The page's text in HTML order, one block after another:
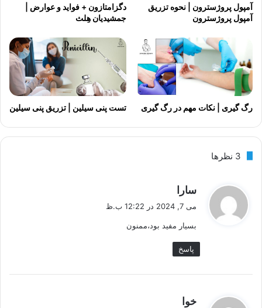
آمپول پروژسترون | نحوه تزریق
آمپول پروژسترون
دگزامتازون + فواید و عوارض |
جمشیدیان هِلث
رگ گیری | نکات مهم در رگ گیری تست پنی سیلین | تزریق پنی سیلین
‫3 نظرها
سارا
:
می 7, 2024 در 12:22 ب.ظ
بسیار مفید بود،ممنون
پاسخ
خوا